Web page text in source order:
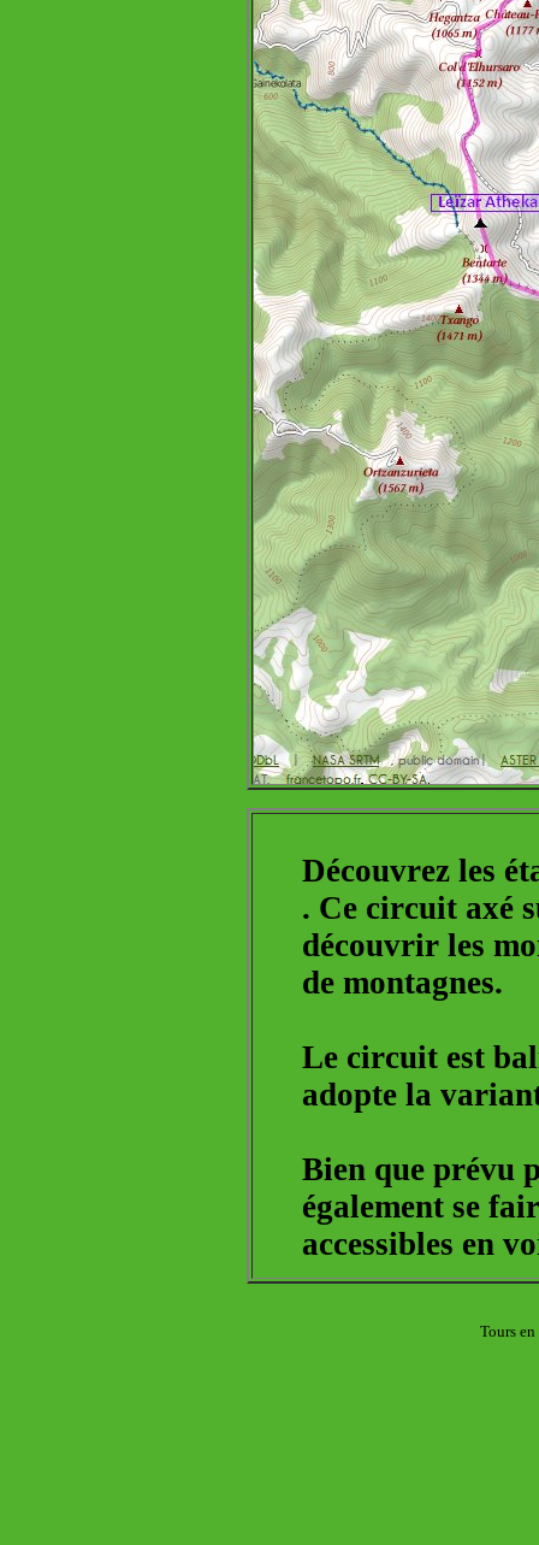
Découvrez les
. Ce circuit axé
découvrir les
de montagnes.
Le circuit est
adopte la
Bien que prévu
également se
accessibles en
Tours